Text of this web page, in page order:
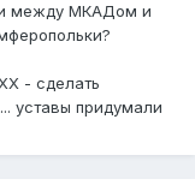
между МКАДом и
- сделать
уставы придумали